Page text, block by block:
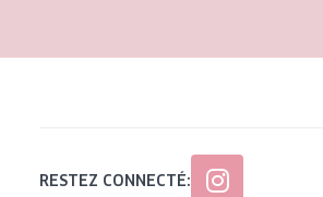
RESTEZ CONNECTÉ: